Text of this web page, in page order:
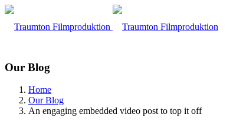
Our Blog
Home
Our Blog
An engaging embedded video post to top it off